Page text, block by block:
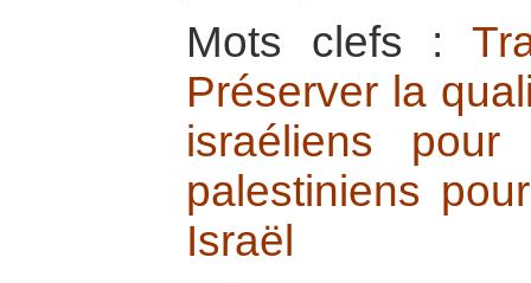
Mots clefs :
Préserver la
israéliens
palestiniens
Israël